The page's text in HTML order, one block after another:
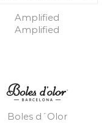
Amplified
Amplified
Boles d´Olor